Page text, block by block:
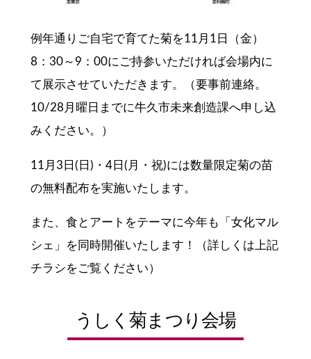
例年通りご自宅で育てた菊を11月1日（金）
8：30～9：00にご持参いただければ会場内に
て展示させていただきます。（要事前連絡。
10/28月曜日までに牛久市未来創造課へ申し込
みください。）
11月3日(日)・4日(月・祝)には数量限定菊の苗
の無料配布を実施いたします。
また、食とアートをテーマに今年も「女化マル
シェ」を同時開催いたします！（詳しくは上記
チラシをご覧ください）
うしく菊まつり会場